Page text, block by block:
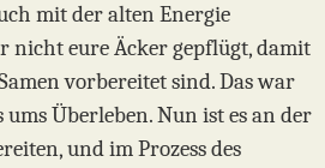
mit der alten Energie
nicht eure Äcker gepflügt, damit
vorbereitet sind. Das war
ums Überleben. Nun ist es an der
und im Prozess des